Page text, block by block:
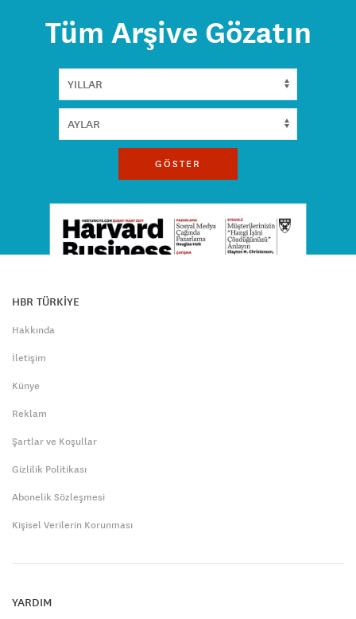
Tüm Arşive Gözatın
GÖSTER
HBR TÜRKİYE
Hakkında
İletişim
Künye
Reklam
Şartlar ve Koşullar
Gizlilik Politikası
Abonelik Sözleşmesi
Kişisel Verilerin Korunması
YARDIM